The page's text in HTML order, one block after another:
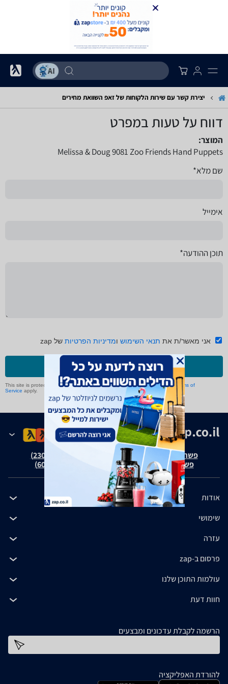
יצירת קשר עם שירות הלקוחות של זאפ השוואת מחירים
דווח על טעות במפרט
המוצר:
Melissa & Doug 9081 Zoo Friends Hand Puppets
שם מלא*
אימייל
תוכן ההודעה*
אני מאשר/ת את תנאי השימוש ומדיניות הפרטיות של zap
שליחה
This site is protected by reCAPTCHA and the GooglePrivacy Policyand Terms of
Service apply.
פשרה בת"צ אבנצ'יק נ' זאפ גרופ (ת"צ 23008-08-20)
פשרה בת"צ כהנים נ' זאפ גרופ (ת"צ 60371-12-19)
אודות
שימושי
עזרה
פרסום ב-zap
עולמות התוכן שלנו
חוות דעת
הרשמה לקבלת עדכונים ומבצעים
להורדת האפליקציה